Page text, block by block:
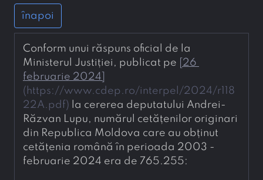
înapoi
Conform unui răspuns oficial de la
Ministerul Justiției, publicat pe
26
februarie 2024
( https://www.cdep.ro/interpel/2024/r118
22A.pdf) la cererea deputatului Andrei-
Răzvan Lupu, numărul cetățenilor originari
din Republica Moldova care au obținut
cetățenia română în perioada 2003 -
februarie 2024 era de 765.255: